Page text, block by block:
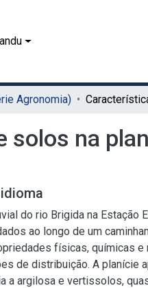
Agronomia)
na
do rio Brigida na Estação
ao longo de um
físicas, químicas e
de distribuição. A planície
a argilosa e vertissolos,